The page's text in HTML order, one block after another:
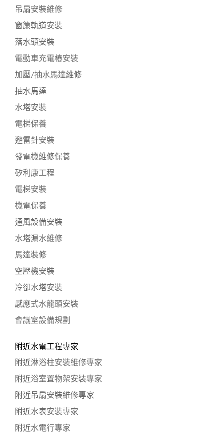
吊扇安裝維修
窗簾軌道安裝
落水頭安裝
電動車充電樁安裝
加壓/抽水馬達維修
抽水馬達
水塔安裝
電梯保養
避雷針安裝
發電機維修保養
矽利康工程
電梯安裝
機電保養
通風設備安裝
水塔漏水維修
馬達裝修
空壓機安裝
冷卻水塔安裝
感應式水龍頭安裝
會議室設備規劃
附近水電工程專家
附近淋浴柱安裝維修專家
附近浴室置物架安裝專家
附近吊扇安裝維修專家
附近水表安裝專家
附近水電行專家